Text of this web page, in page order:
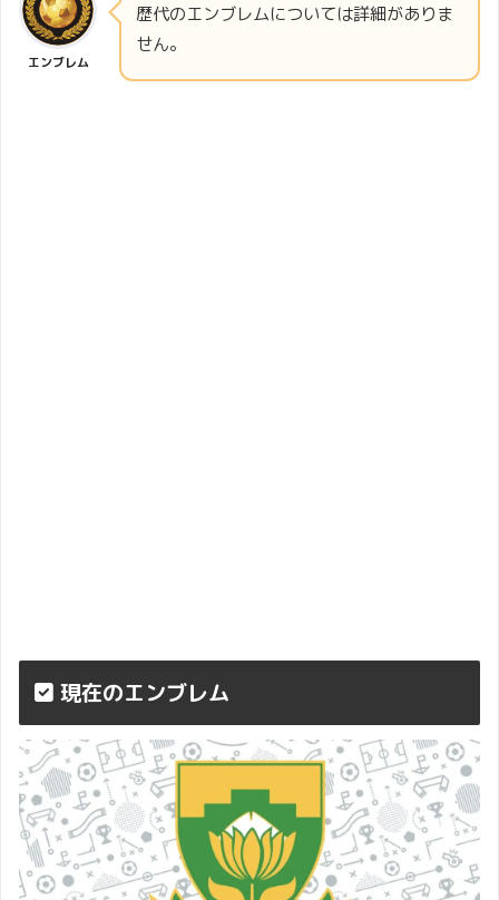
エンブレム
歴代のエンブレムについては詳細がありま
せん。
現在のエンブレム